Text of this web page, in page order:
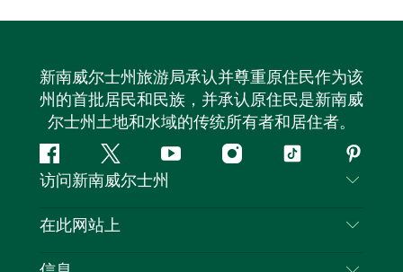
新南威尔士州旅游局承认并尊重原住民作为该
州的首批居民和民族，并承认原住民是新南威
尔士州土地和水域的传统所有者和居住者。
Facebook叽
叽
喳
YouTubeInstagram
抖
访问新南威尔士州
联系我们
在此网站上
目的地